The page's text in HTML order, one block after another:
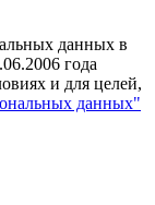
данных в
года
и для целей,
данных"